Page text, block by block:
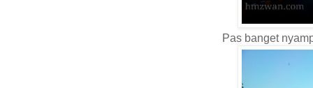
Pas banget